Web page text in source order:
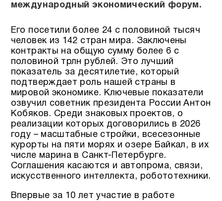
международный экономический форум.
Его посетили более 24 с половиной тысяч
человек из 142 стран мира. Заключены
контракты на общую сумму более 6 с
половиной трлн рублей. Это лучший
показатель за десятилетие, который
подтверждает роль нашей страны в
мировой экономике. Ключевые показатели
озвучил советник президента России Антон
Кобяков. Среди знаковых проектов, о
реализации которых договорились в 2026
году – масштабные стройки, всесезонные
курорты на пяти морях и озере Байкал, в их
числе марина в Санкт-Петербурге.
Соглашения касаются и автопрома, связи,
искусственного интеллекта, робототехники.
Впервые за 10 лет участие в работе